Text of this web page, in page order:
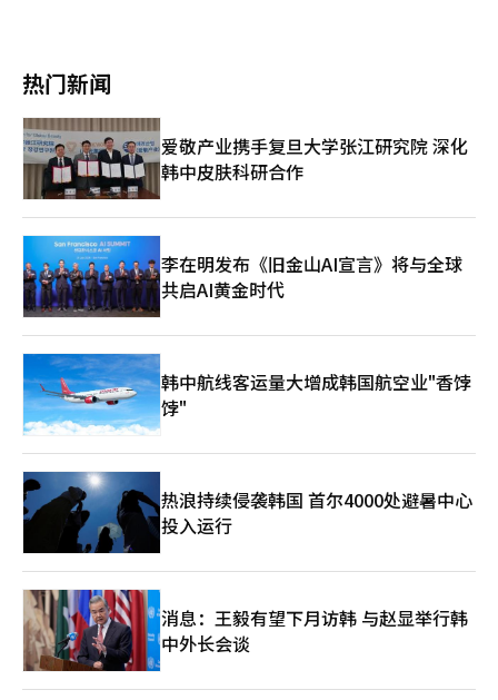
加工作中，AI的应用范围也在扩大。越来越多的案例显示，利用生
荐语等。AI技术也被应用于根据读者偏好制作摘要内容和个性化推
荐功能。 尤其是在平台基础的出版市场，AI的应用更加活跃。电子
书和网络小说平台通过强化AI推荐系统、自动编辑功能和摘要服务
等策略，增加用户的停留时间。此外，过去需要数万元的封面图像
和插图，现在通过AI以低成本制作，使用频繁。 然而，部分读者群
体对AI生成的内容也表现出抵触情绪。在信息传递为主的内容中，
AI的应用接受度较高，但在文学或散文等情感和个性重要的领域，
仍然认为人类作家的角色至关重要。 业界普遍认为，生成型AI更可
能成为提升生产力的协作工具，而非完全取代出版人。简单重复的
工作将由AI承担，而策划、创造力、最终编辑和策展则由人类负
责。 生成型AI的普及不仅改变了出版行业的制作方式，也成为内容
消费和流通结构的关键变量。在制作速度和全球扩展性日益重要的
环境下，AI的应用能力有望成为出版行业的新竞争力。※ 本报道经
人工智能（AI）系统翻译与编辑。
高工作效率，还成为企业竞争力的关键因素。我们将继续探索实际
应用方案，确保员工安全有效地使用AI，增强公司数字竞争
力。”此外，东部建设在公共建设项目中表现突出，近期赢得了首
尔市瑞草区一项价值1110亿韩元的项目。新英证券研究员朴世拉
指出：“在民间领域，东部建设在首都圈小规模整修项目中已获得
约6700亿韩元的订单。”
热门新闻
爱敬产业携手复旦大学张江研究院 深化
韩中皮肤科研合作
李在明发布《旧金山AI宣言》将与全球
共启AI黄金时代
韩中航线客运量大增成韩国航空业"香饽
饽"
热浪持续侵袭韩国 首尔4000处避暑中心
投入运行
消息：王毅有望下月访韩 与赵显举行韩
中外长会谈